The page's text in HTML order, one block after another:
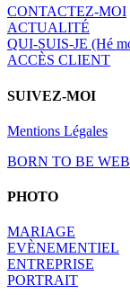
CONTACTEZ-MOI
ACTUALITÉ
QUI-SUIS-JE (Hé
ACCÈS CLIENT
SUIVEZ-MOI
Mentions Légales
BORN TO BE WEB
PHOTO
MARIAGE
EVÈNEMENTIEL
ENTREPRISE
PORTRAIT